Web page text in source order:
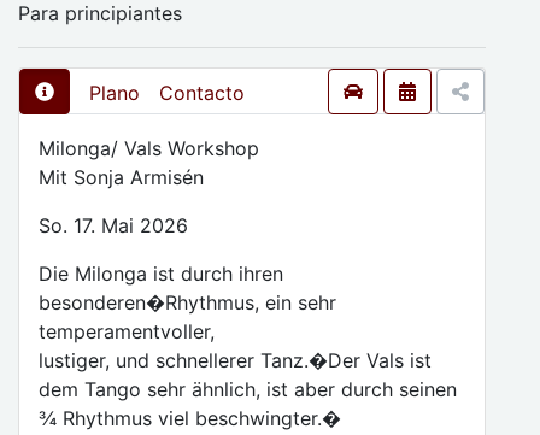
Para principiantes
Plano Contacto
Milonga/ Vals Workshop
Mit Sonja Armisén
So. 17. Mai 2026
Die Milonga ist durch ihren
besonderen�Rhythmus, ein sehr
temperamentvoller,
lustiger, und schnellerer Tanz.�Der Vals ist
dem Tango sehr ähnlich, ist aber durch seinen
¾ Rhythmus viel beschwingter.�